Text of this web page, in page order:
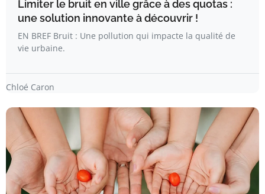
Limiter le bruit en ville grâce à des quotas :
une solution innovante à découvrir !
EN BREF Bruit : Une pollution qui impacte la qualité de
vie urbaine.
Chloé Caron